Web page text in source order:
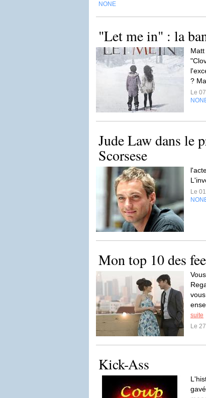
NONE
"Let me in" : la
?
Le
Jude Law dans le
Scorsese
Le
Mon top 10 des
suite
Le
Kick-Ass